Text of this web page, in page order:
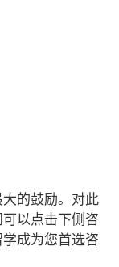
的鼓励。对此
以点击下侧咨
成为您首选咨